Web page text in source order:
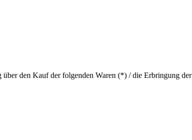
den Kauf der folgenden Waren (*) / die Erbringung der